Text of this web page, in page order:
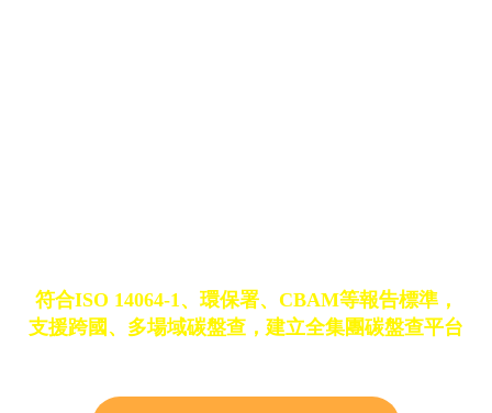
符合ISO 14064-1、環保署、CBAM等報告標準，
支援跨國、多場域碳盤查，建立全集團碳盤查平台